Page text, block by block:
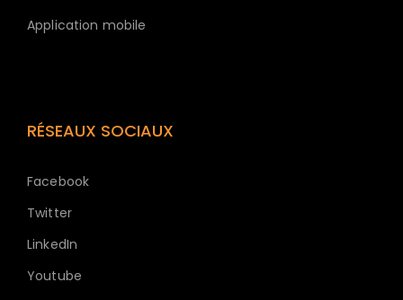
Application mobile
RÉSEAUX SOCIAUX
Facebook
Twitter
LinkedIn
Youtube